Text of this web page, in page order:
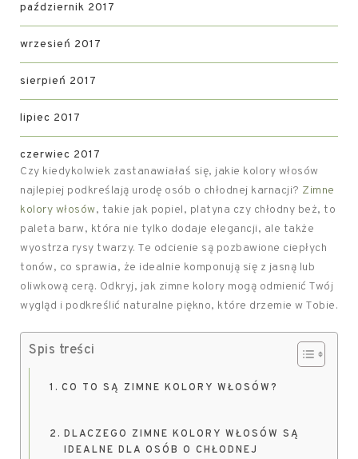
październik 2017
wrzesień 2017
sierpień 2017
lipiec 2017
czerwiec 2017
Czy kiedykolwiek zastanawiałaś się, jakie kolory włosów
najlepiej podkreślają urodę osób o chłodnej karnacji? Zimne
kolory włosów, takie jak popiel, platyna czy chłodny beż, to
paleta barw, która nie tylko dodaje elegancji, ale także
wyostrza rysy twarzy. Te odcienie są pozbawione ciepłych
tonów, co sprawia, że idealnie komponują się z jasną lub
oliwkową cerą. Odkryj, jak zimne kolory mogą odmienić Twój
wygląd i podkreślić naturalne piękno, które drzemie w Tobie.
Spis treści
CO TO SĄ ZIMNE KOLORY WŁOSÓW?
DLACZEGO ZIMNE KOLORY WŁOSÓW SĄ
IDEALNE DLA OSÓB O CHŁODNEJ